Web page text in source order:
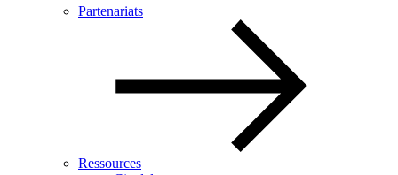
Partenariats
Ressources